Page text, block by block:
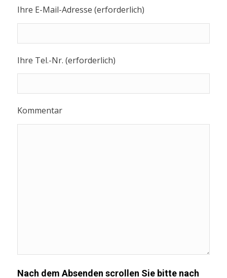
Ihre E-Mail-Adresse (erforderlich)
Ihre Tel.-Nr. (erforderlich)
Kommentar
Nach dem Absenden scrollen Sie bitte nach